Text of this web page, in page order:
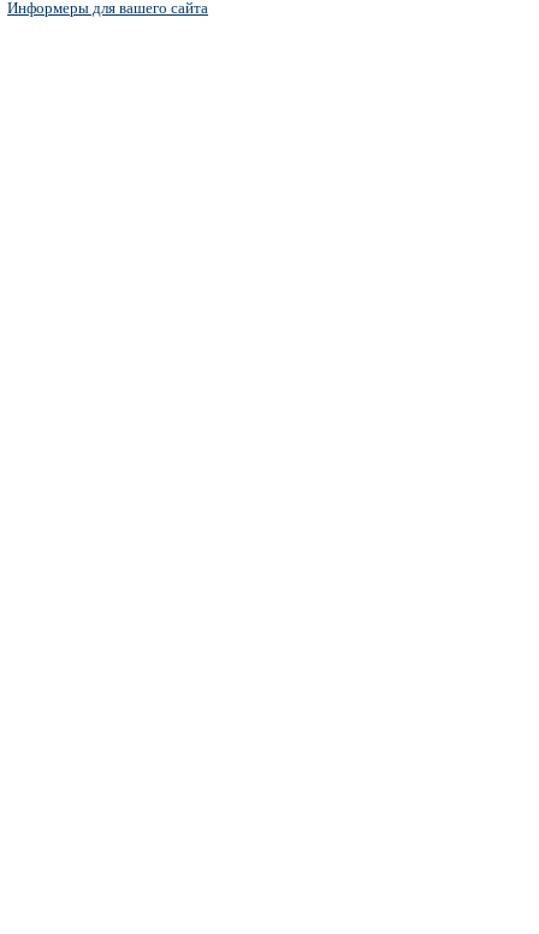
Информеры для вашего сайта